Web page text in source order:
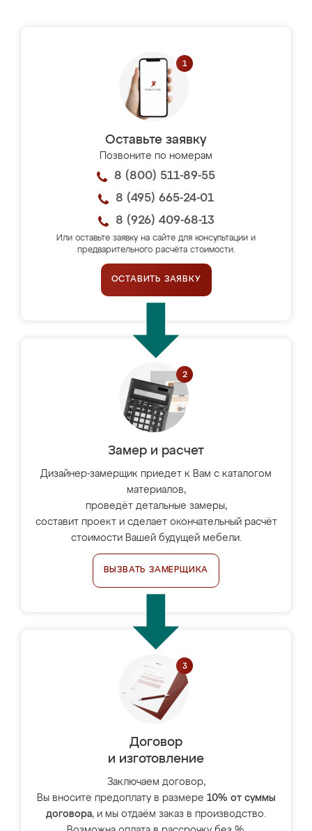
Оставьте заявку
Позвоните по номерам
8 (800) 511-89-55
8 (495) 665-24-01
8 (926) 409-68-13
Или оставьте заявку на сайте для консультации и
предварительного расчёта стоимости.
ОСТАВИТЬ ЗАЯВКУ
Замер и расчет
Дизайнер-замерщик приедет к Вам с каталогом
материалов,
проведёт детальные замеры,
составит проект и сделает окончательный расчёт
стоимости Вашей будущей мебели.
ВЫЗВАТЬ ЗАМЕРЩИКА
Договор
и изготовление
Заключаем договор,
Вы вносите предоплату в размере 10% от суммы
договора, и мы отдаём заказ в производство.